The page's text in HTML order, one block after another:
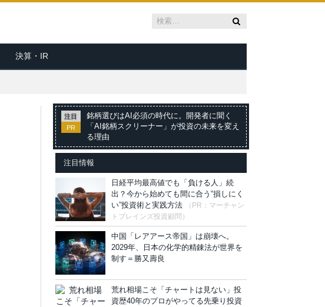
決算・IR
注目
PR
銘柄選びはAI必須の時代に。開発者に聞く
「AI銘柄スクリーナー」が投資の未来を変え
る理由
注目情報
日経平均最高値でも「負ける人」続
出？今から始めても間に合う“損しにく
い”投資術と実践方法
（PR：マーチャン
トブレインズ投資顧問）
中国「レアアース帝国」は崩壊へ。
2029年、日本の化学的精錬法が世界を
制す＝勝又壽良
荒れ相場こそ「チャートは見ない」投
資歴40年のプロがやってる先乗り投資